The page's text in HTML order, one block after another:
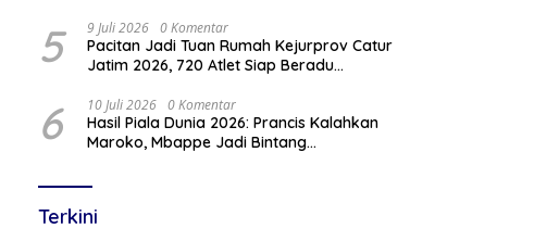
5 9 Juli 2026 0 Komentar
Pacitan Jadi Tuan Rumah Kejurprov Catur
Jatim 2026, 720 Atlet Siap Beradu
6 10 Juli 2026 0 Komentar
Hasil Piala Dunia 2026: Prancis Kalahkan
Maroko, Mbappe Jadi Bintang
Terkini